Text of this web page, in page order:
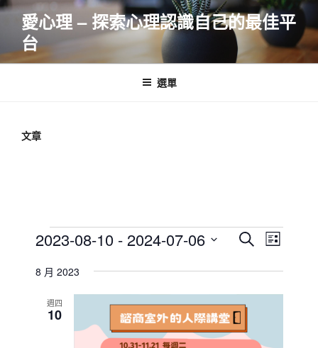
跳
要
愛心理 – 探索心理認識自己的最佳平
台
選單
文章
Events
E
e
n
t
s
S
a
c
h
E
e
n
L
t
2023-08-10 - 2024-07-06
e
8 月 2023
週四
10